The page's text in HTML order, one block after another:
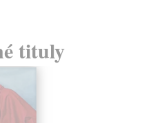
tituly